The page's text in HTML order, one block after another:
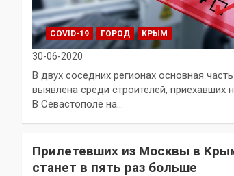
COVID-19 ГОРОД КРЫМ
30-06-2020
В двух соседних регионах основная
выявлена среди строителей, приехавших
В Севастополе на…
Прилетевших из Москвы в
станет в пять раз больше